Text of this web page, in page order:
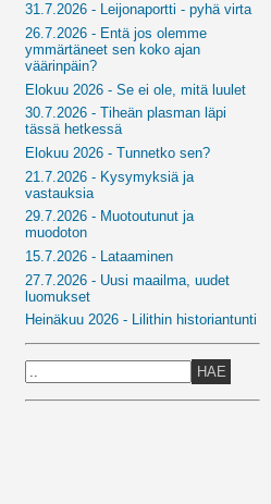
31.7.2026 - Leijonaportti - pyhä virta
26.7.2026 - Entä jos olemme
ymmärtäneet sen koko ajan
väärinpäin?
Elokuu 2026 - Se ei ole, mitä luulet
30.7.2026 - Tiheän plasman läpi
tässä hetkessä
Elokuu 2026 - Tunnetko sen?
21.7.2026 - Kysymyksiä ja
vastauksia
29.7.2026 - Muotoutunut ja
muodoton
15.7.2026 - Lataaminen
27.7.2026 - Uusi maailma, uudet
luomukset
Heinäkuu 2026 - Lilithin historiantunti
HAE